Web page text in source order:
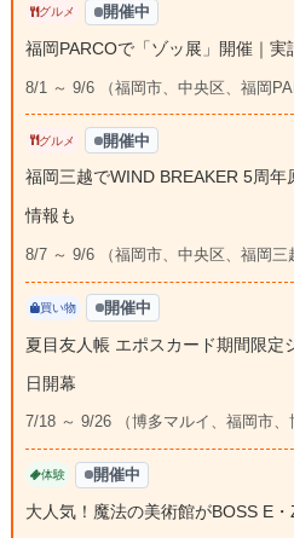
グルメ 開催中
福岡PARCOで「ゾッ展」開催｜
8/1 ～ 9/6 （福岡市、中央区、福岡
グルメ 開催中
福岡三越でWIND BREAKER 5周
情報も
8/7 ～ 9/6 （福岡市、中央区、福岡三
買い物 開催中
夏目友人帳 エポスカード期間限定
日開幕
7/18 ～ 9/26 （博多マルイ、福岡市、
体験 開催中
大人気！魔法の美術館がBOSS E